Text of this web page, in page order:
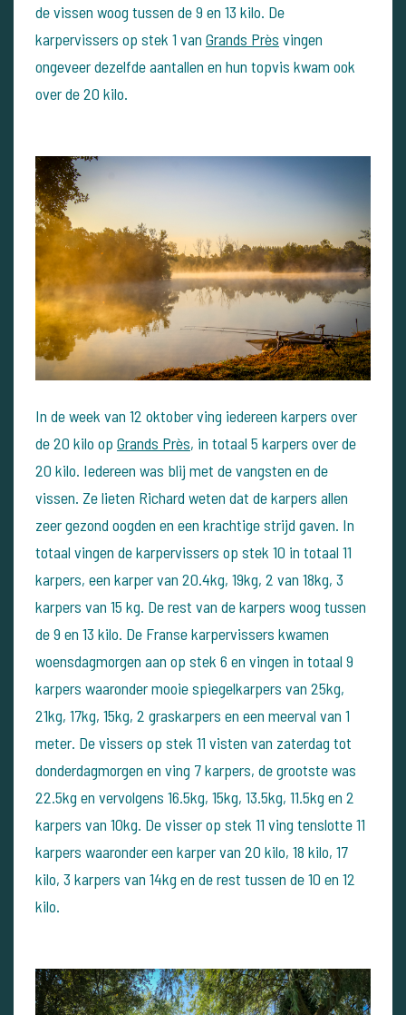
de vissen woog tussen de 9 en 13 kilo. De
karpervissers op stek 1 van Grands Près vingen
ongeveer dezelfde aantallen en hun topvis kwam ook
over de 20 kilo.
In de week van 12 oktober ving iedereen karpers over
de 20 kilo op Grands Près, in totaal 5 karpers over de
20 kilo. Iedereen was blij met de vangsten en de
vissen. Ze lieten Richard weten dat de karpers allen
zeer gezond oogden en een krachtige strijd gaven. In
totaal vingen de karpervissers op stek 10 in totaal 11
karpers, een karper van 20.4kg, 19kg, 2 van 18kg, 3
karpers van 15 kg. De rest van de karpers woog tussen
de 9 en 13 kilo. De Franse karpervissers kwamen
woensdagmorgen aan op stek 6 en vingen in totaal 9
karpers waaronder mooie spiegelkarpers van 25kg,
21kg, 17kg, 15kg, 2 graskarpers en een meerval van 1
meter. De vissers op stek 11 visten van zaterdag tot
donderdagmorgen en ving 7 karpers, de grootste was
22.5kg en vervolgens 16.5kg, 15kg, 13.5kg, 11.5kg en 2
karpers van 10kg. De visser op stek 11 ving tenslotte 11
karpers waaronder een karper van 20 kilo, 18 kilo, 17
kilo, 3 karpers van 14kg en de rest tussen de 10 en 12
kilo.